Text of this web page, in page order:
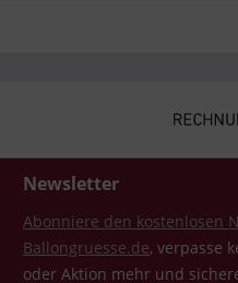
Newsletter
Abonniere den kostenlosen
Ballongruesse.de, verpasse
oder Aktion mehr und